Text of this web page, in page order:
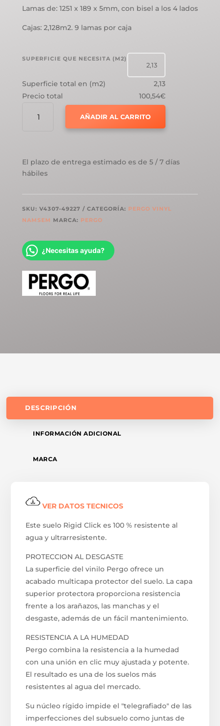
Lamas de: 1251 x 189 x 5mm, con bisel a los 4 lados
Cajas: 2,128m2. 9 lamas por caja
SUPERFICIE QUE NECESITA (M2)
Superficie total en (m2)
2,13
Precio total
100,54€
VYNIL
ROBLE
ARDECHE
AÑADIR AL CARRITO
El plazo de entrega estimado es de 5 / 7 días
hábiles
SKU: V4307-49227 CATEGORÍA: PERGO VINYL
NAMSEM MARCA: PERGO
¿Necesitas ayuda?
DESCRIPCIÓN
INFORMACIÓN ADICIONAL
MARCA
VER DATOS TECNICOS
Este suelo Rigid Click es 100 % resistente al
agua y ultrarresistente.
PROTECCION AL DESGASTE
La superficie del vinilo Pergo ofrece un
acabado multicapa protector del suelo. La capa
superior protectora proporciona resistencia
frente a los arañazos, las manchas y el
desgaste, además de un fácil mantenimiento.
RESISTENCIA A LA HUMEDAD
Pergo combina la resistencia a la humedad
con una unión en clic muy ajustada y potente.
El resultado es una de los suelos más
resistentes al agua del mercado.
Su núcleo rígido impide el "telegrafiado" de las
imperfecciones del subsuelo como juntas de